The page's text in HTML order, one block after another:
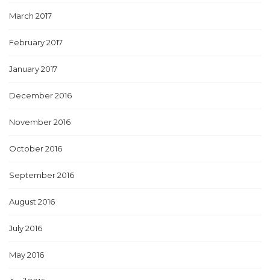
March 2017
February 2017
January 2017
December 2016
November 2016
October 2016
September 2016
August 2016
July 2016
May 2016